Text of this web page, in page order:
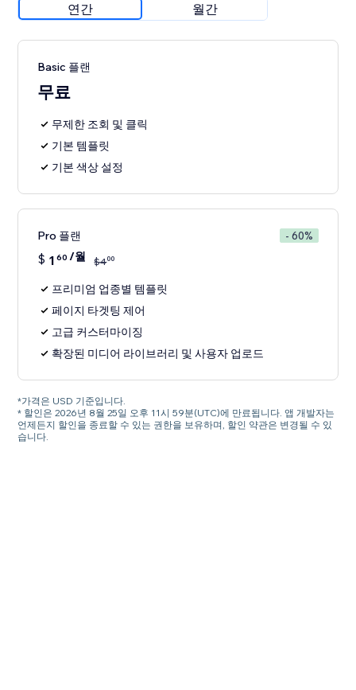
연간 월간
Basic 플랜
무료
무제한 조회 및 클릭
기본 템플릿
기본 색상 설정
Pro 플랜 - 60%
$ 1 60 /월 $400
프리미엄 업종별 템플릿
페이지 타겟팅 제어
고급 커스터마이징
확장된 미디어 라이브러리 및 사용자 업로드
*가격은 USD 기준입니다.
* 할인은 2026년 8월 25일 오후 11시 59분(UTC)에 만료됩니다. 앱 개발자는
언제든지 할인을 종료할 수 있는 권한을 보유하며, 할인 약관은 변경될 수 있
습니다.